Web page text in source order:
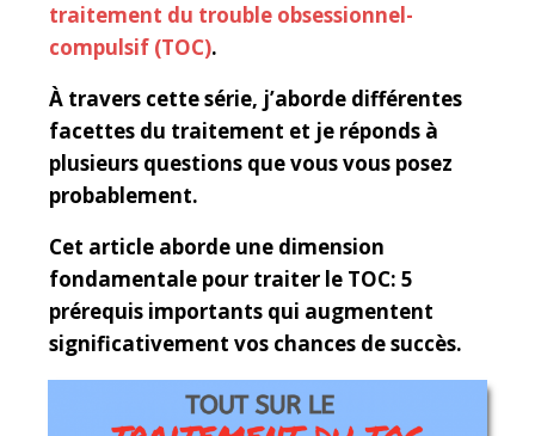
traitement du trouble obsessionnel-
compulsif (TOC).
À travers cette série, j’aborde différentes
facettes du traitement et je réponds à
plusieurs questions que vous vous posez
probablement.
Cet article aborde une dimension
fondamentale pour traiter le TOC: 5
prérequis importants qui augmentent
significativement vos chances de succès.